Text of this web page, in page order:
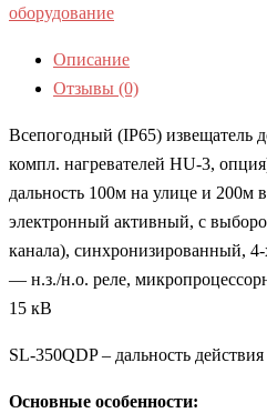
оборудование
Описание
Отзывы (0)
Всепогодный (IP65) извещатель
компл. нагревателей HU-3,
дальность 100м на улице и 200м
электронный активный, с
канала), синхронизированный,
— н.з./н.о. реле,
15 кВ
SL-350QDP – дальность
Основные особенности: